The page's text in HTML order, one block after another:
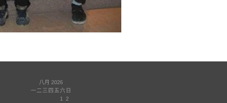
八月 2026
一二 三 四 五六 日
1
2